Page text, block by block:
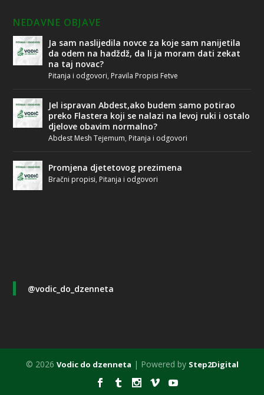
NEDAVNE OBJAVE
Ja sam naslijedila novce za koje sam nanijetila
da odem na hadždž, da li ja moram dati zekat
na taj novac?
Pitanja i odgovori, Pravila Propisi Fetve
Jel ispravan Abdest,ako budem samo potirao
preko Flastera koji se nalazi na levoj ruki i ostalo
djelove obavim normalno?
Abdest Mesh Tejemum, Pitanja i odgovori
Promjena djetetovog prezimena
Bračni propisi, Pitanja i odgovori
@vodic_do_dzenneta
© 2026 Vodic do dzenneta | Powered by Step2Digital